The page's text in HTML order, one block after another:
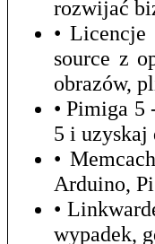
rozwijać
• Licencje
source z
obrazów,
• Pimiga
5 i uzyskaj
•
Arduino,
•
wypadek,